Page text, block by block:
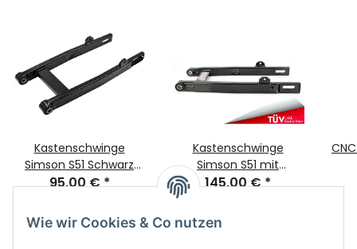
Kastenschwinge
Simson S51 Schwarz
Pulverbeschichtet
95,00 €*
Kastenschwinge
Simson S51 mit
Teilegutachten
145,00 €*
Wie wir Cookies & Co nutzen